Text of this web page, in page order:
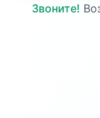
Звоните!